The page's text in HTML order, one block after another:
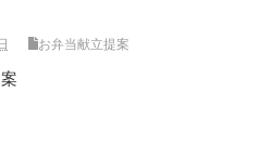
お弁当献立提案